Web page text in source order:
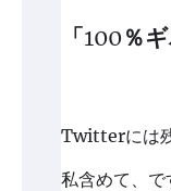
「100％
Twitterには
私含めて、で